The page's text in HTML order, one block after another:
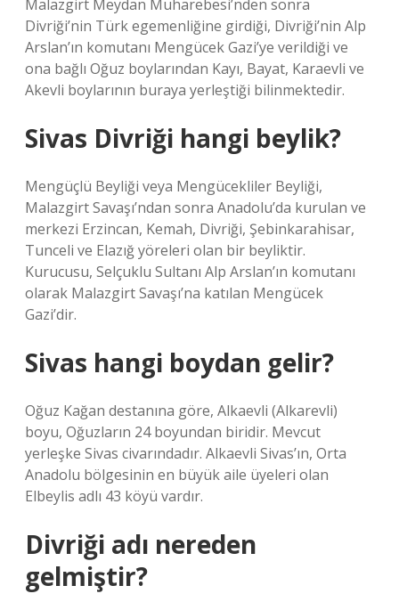
Malazgirt Meydan Muharebesi’nden sonra
Divriği’nin Türk egemenliğine girdiği, Divriği’nin Alp
Arslan’ın komutanı Mengücek Gazi’ye verildiği ve
ona bağlı Oğuz boylarından Kayı, Bayat, Karaevli ve
Akevli boylarının buraya yerleştiği bilinmektedir.
Sivas Divriği hangi beylik?
Mengüçlü Beyliği veya Mengücekliler Beyliği,
Malazgirt Savaşı’ndan sonra Anadolu’da kurulan ve
merkezi Erzincan, Kemah, Divriği, Şebinkarahisar,
Tunceli ve Elazığ yöreleri olan bir beyliktir.
Kurucusu, Selçuklu Sultanı Alp Arslan’ın komutanı
olarak Malazgirt Savaşı’na katılan Mengücek
Gazi’dir.
Sivas hangi boydan gelir?
Oğuz Kağan destanına göre, Alkaevli (Alkarevli)
boyu, Oğuzların 24 boyundan biridir. Mevcut
yerleşke Sivas civarındadır. Alkaevli Sivas’ın, Orta
Anadolu bölgesinin en büyük aile üyeleri olan
Elbeylis adlı 43 köyü vardır.
Divriği adı nereden
gelmiştir?